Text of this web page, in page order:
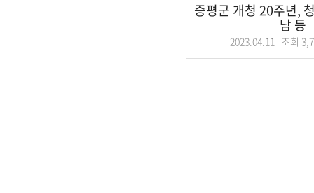
증평군 개청 20주년,
남 등
2023.04.11 조회